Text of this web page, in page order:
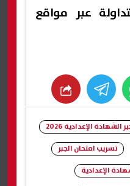
عبر مواقع
الشهادة الإعدادية 2026
تسريب امتحان الجبر
الإعدادية